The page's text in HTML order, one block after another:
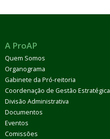
A ProAP
Quem Somos
Organograma
Gabinete da Pró-reitoria
Coordenação de Gestão Estratégica
Divisão Administrativa
Documentos
Eventos
Comissões